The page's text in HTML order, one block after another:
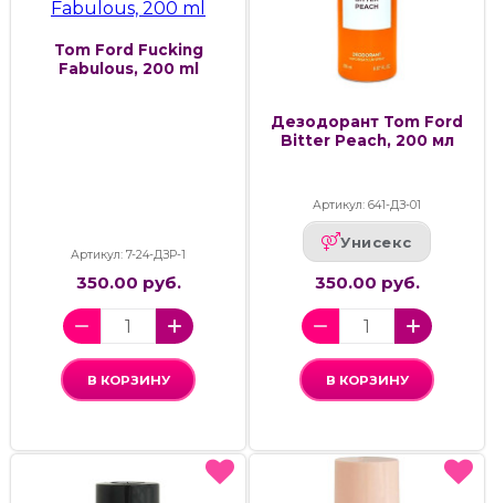
Tom Ford Fucking
Fabulous, 200 ml
Артикул: 7-24-ДЗР-1
350.00 руб.
В КОРЗИНУ
Дезодорант Tom Ford
Bitter Peach, 200 мл
Артикул: 641-ДЗ-01
Унисекс
350.00 руб.
В КОРЗИНУ